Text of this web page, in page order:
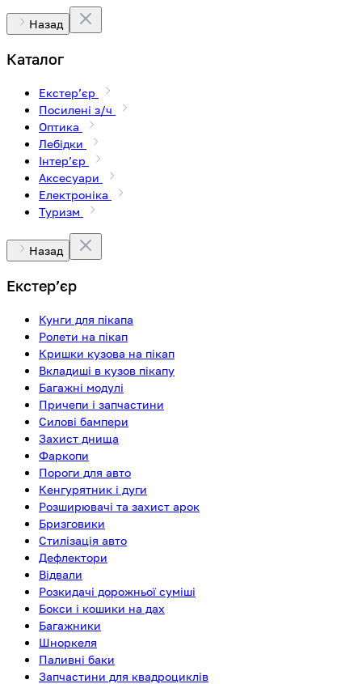
Назад
Каталог
Екстерʼєр
Посилені з/ч
Оптика
Лебідки
Інтерʼєр
Аксесуари
Електроніка
Туризм
Назад
Екстерʼєр
Кунги для пікапа
Ролети на пікап
Кришки кузова на пікап
Вкладиші в кузов пікапу
Багажні модулі
Причепи і запчастини
Силові бампери
Захист днища
Фаркопи
Пороги для авто
Кенгурятник і дуги
Розширювачі та захист арок
Бризговики
Стилізація авто
Дефлектори
Відвали
Розкидачі дорожньої суміші
Бокси і кошики на дах
Багажники
Шноркеля
Паливні баки
Запчастини для квадроциклів